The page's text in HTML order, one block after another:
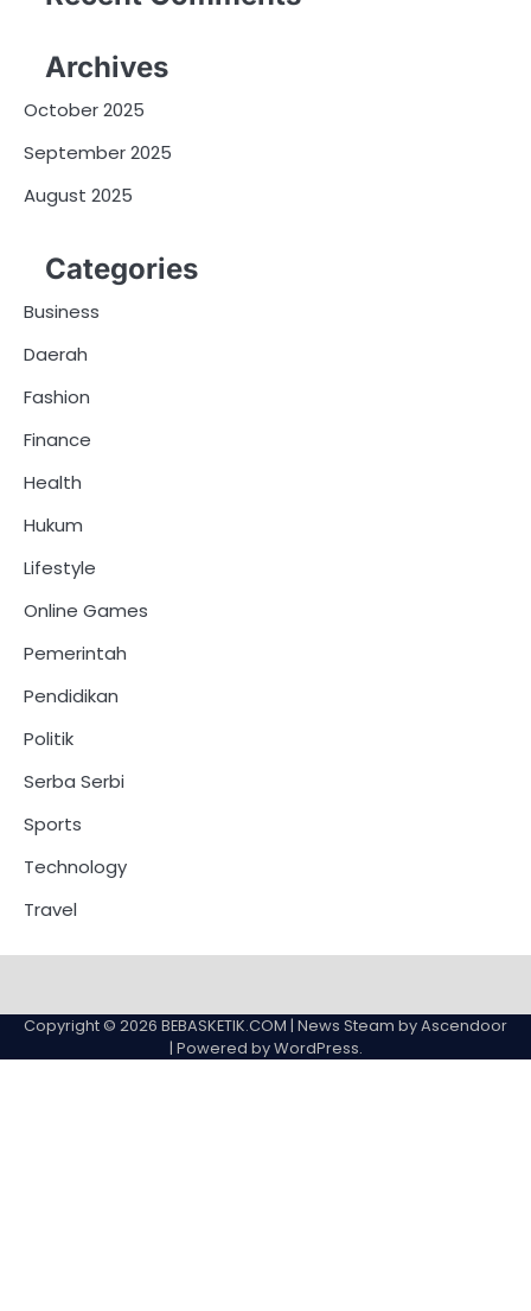
Archives
October 2025
September 2025
August 2025
Categories
Business
Daerah
Fashion
Finance
Health
Hukum
Lifestyle
Online Games
Pemerintah
Pendidikan
Politik
Serba Serbi
Sports
Technology
Travel
Copyright © 2026 BEBASKETIK.COM | News Steam byAscendoor
| Powered byWordPress.